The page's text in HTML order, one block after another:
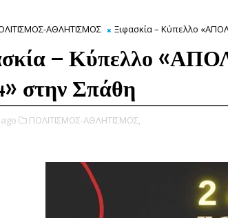
ΑΘΛΗΤΙΣΜΟΣ Ξιφασκία – Κύπελλο
– Κύπελλο
στην Σπάθη
ΠΟΛΙΤΙΣΜΟΣ-ΑΘΛΗΤΙΣΜΟΣ,